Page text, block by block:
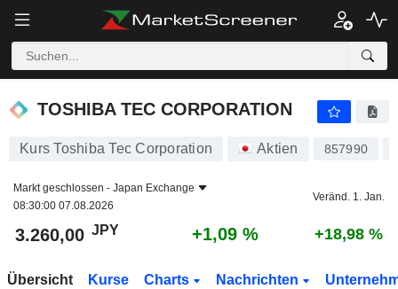
TOSHIBA TEC CORPORATION
Kurs Toshiba Tec Corporation Aktien 857990
Markt geschlossen - Japan Exchange
08:30:00 07.08.2026
Veränd. 1. Jan.
3.260,00 JPY +1,09 % +18,98 %
Übersicht Kurse Charts Nachrichten